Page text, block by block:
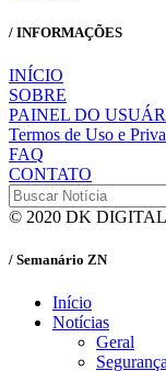
/ INFORMAÇÕES
INÍCIO
SOBRE
PAINEL DO
Termos de Uso e
FAQ
CONTATO
© 2020 DK DIGITAL
/ Semanário ZN
Início
Notícias
Geral